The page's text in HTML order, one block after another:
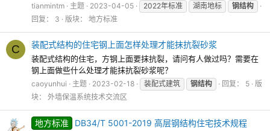
tianmintm 主题 2023-04-05 2022年标准 湖南地标
钢结构
回复： 3
版块： 地方标准
C 装配式结构的住宅钢上面怎样处理才能抹抗裂砂浆
装配式结构的住宅，方钢上面要抹抗裂，请问有人做过吗？需要在
钢上面做些什么处理才能抹抗裂砂浆呢？
caoyunhui 主题 2023-02-18 装配式建筑 钢结构 回复： 5
版
块： 外墙保温系统技术交流区
地方标准 DB34/T 5001-2019 高层钢结构住宅技术规程